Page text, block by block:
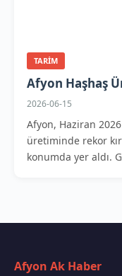
TARIM
Afyon Haşhaş
2026-06-15
Afyon, Haziran
üretiminde rekor
konumda yer aldı.
Afyon Ak Haber